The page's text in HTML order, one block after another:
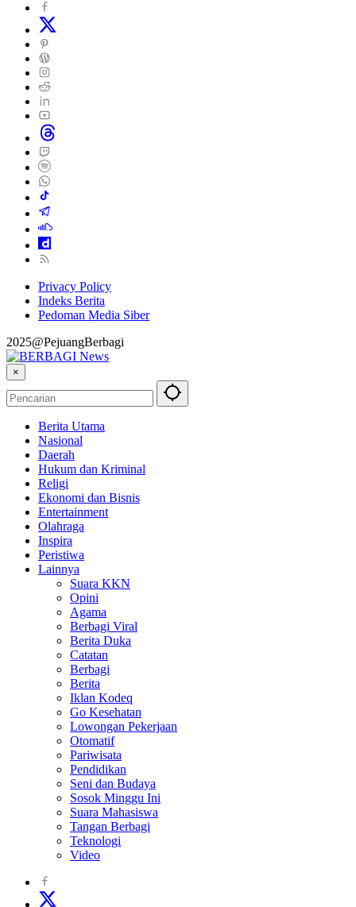
Privacy Policy
Indeks Berita
Pedoman Media Siber
2025@PejuangBerbagi
×
Berita Utama
Nasional
Daerah
Hukum dan Kriminal
Religi
Ekonomi dan Bisnis
Entertainment
Olahraga
Inspira
Peristiwa
Lainnya
Suara KKN
Opini
Agama
Berbagi Viral
Berita Duka
Catatan
Berbagi
Berita
Iklan Kodeq
Go Kesehatan
Lowongan Pekerjaan
Otomatif
Pariwisata
Pendidikan
Seni dan Budaya
Sosok Minggu Ini
Suara Mahasiswa
Tangan Berbagi
Teknologi
Video